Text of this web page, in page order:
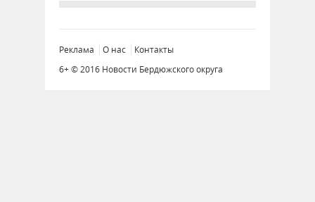
Реклама О нас
Контакты
6+ © 2016 Новости Бердюжского округа